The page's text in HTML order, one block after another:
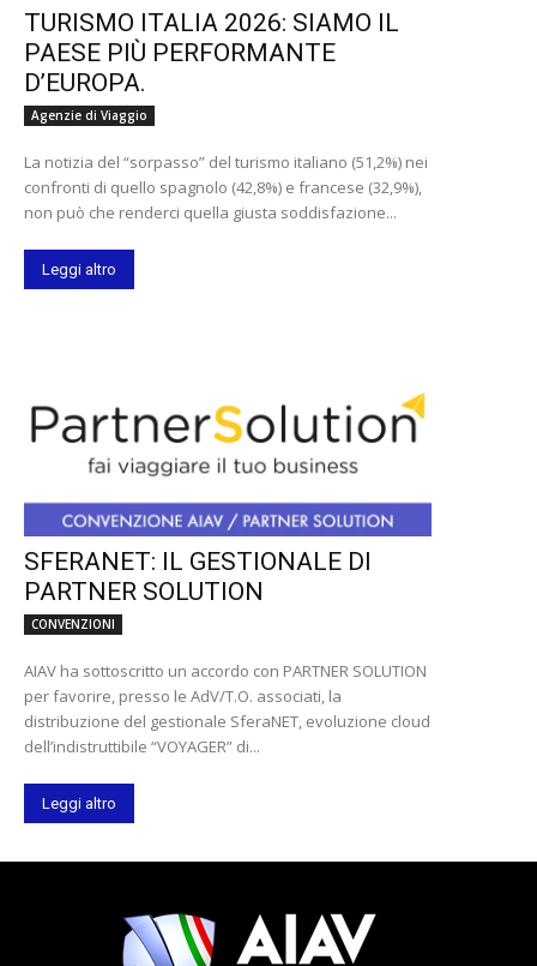
TURISMO ITALIA 2026: SIAMO IL
PAESE PIÙ PERFORMANTE
D’EUROPA.
Agenzie di Viaggio
La notizia del “sorpasso” del turismo italiano (51,2%) nei
confronti di quello spagnolo (42,8%) e francese (32,9%),
non può che renderci quella giusta soddisfazione...
Leggi altro
SFERANET: IL GESTIONALE DI
PARTNER SOLUTION
CONVENZIONI
AIAV ha sottoscritto un accordo con PARTNER SOLUTION
per favorire, presso le AdV/T.O. associati, la
distribuzione del gestionale SferaNET, evoluzione cloud
dell’indistruttibile “VOYAGER” di...
Leggi altro